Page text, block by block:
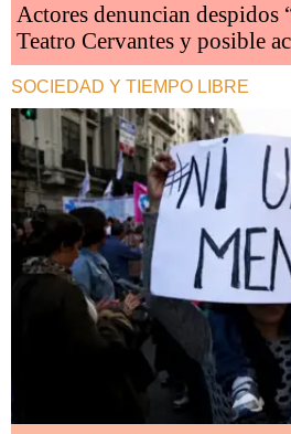
Actores denuncian despidos
Teatro Cervantes y posible
SOCIEDAD Y TIEMPO LIBRE